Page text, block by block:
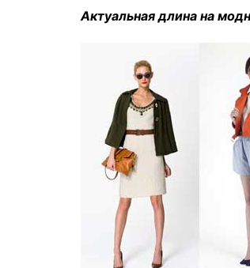
Актуальная длина на